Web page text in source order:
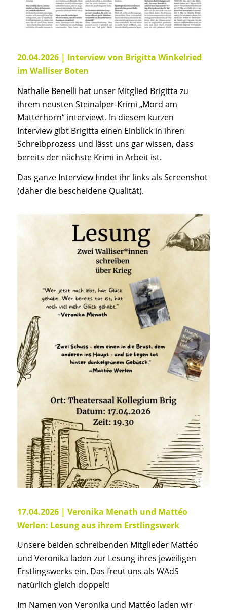
20.04.2026 | Interview von Brigitta Winkelried
im Walliser Boten
Nathalie Benelli hat unser Mitglied Brigitta zu
ihrem neusten Steinalper-Krimi „Mord am
Matterhorn“ interviewt. In diesem kurzen
Interview gibt Brigitta einen Einblick in ihren
Schreibprozess und lässt uns gar wissen, dass
bereits der nächste Krimi in Arbeit ist.
Das ganze Interview findet ihr links als Screenshot
(daher die bescheidene Qualität).
17.04.2026 | Veronika Menath und Mattéo
Werlen: Lesung aus ihrem Erstlingswerk
Unsere beiden schreibenden Mitglieder Mattéo
und Veronika laden zur Lesung ihres jeweiligen
Erstlingswerks ein. Das freut uns als WAdS
natürlich gleich doppelt!
Im Namen von Veronika und Mattéo laden wir